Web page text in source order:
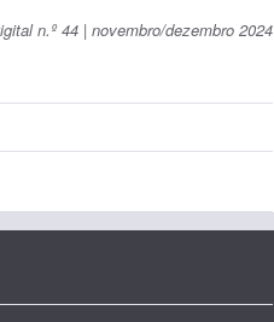
n.º 44 | novembro/dezembro 2024